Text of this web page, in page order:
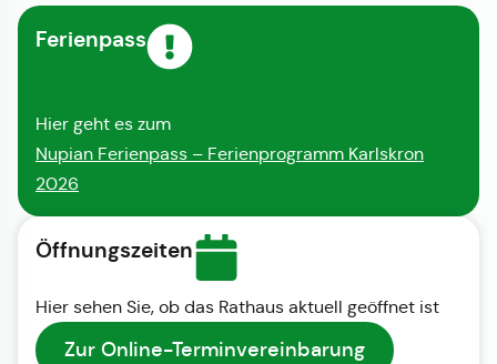
Ferienpass
Hier geht es zum
Nupian Ferienpass – Ferienprogramm Karlskron
2026
Öffnungszeiten
Hier sehen Sie, ob das Rathaus aktuell geöffnet ist
Zur Online-Terminvereinbarung